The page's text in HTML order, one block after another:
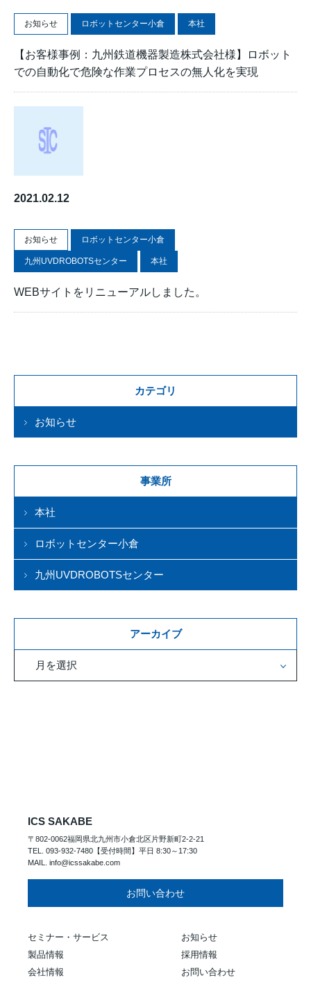
お知らせ ロボットセンター小倉 本社
【お客様事例：九州鉄道機器製造株式会社様】ロボット
での自動化で危険な作業プロセスの無人化を実現
2021.02.12
お知らせ ロボットセンター小倉
九州UVDROBOTSセンター 本社
WEBサイトをリニューアルしました。
カテゴリ
お知らせ
事業所
本社
ロボットセンター小倉
九州UVDROBOTSセンター
アーカイブ
月を選択
ICS SAKABE
〒802-0062福岡県北九州市小倉北区片野新町2-2-21
TEL. 093-932-7480【受付時間】平日 8:30～17:30
MAIL. info@icssakabe.com
お問い合わせ
セミナー・サービス
製品情報
会社情報
お知らせ
採用情報
お問い合わせ